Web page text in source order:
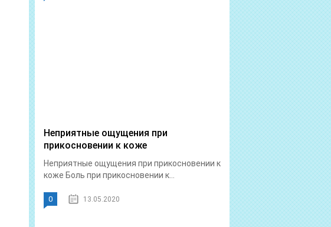
Неприятные ощущения при
прикосновении к коже
Неприятные ощущения при прикосновении к
коже Боль при прикосновении к...
0 13.05.2020